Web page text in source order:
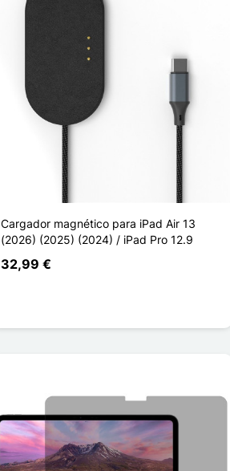
Cargador magnético para iPad Air 13
(2026) (2025) (2024) / iPad Pro 12.9
32,99 €